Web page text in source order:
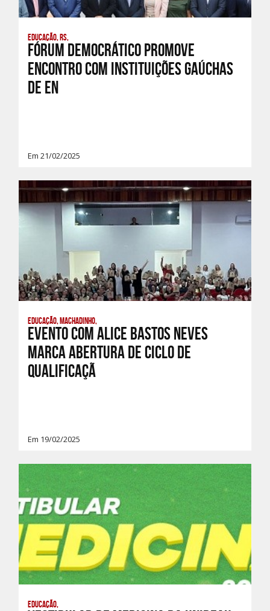
Educação, RS,
Fórum Democrático promove
encontro com instituições gaúchas
de en
Em 21/02/2025
Educação, Machadinho,
Evento com Alice Bastos Neves
marca abertura de ciclo de
qualificaçã
Em 19/02/2025
Educação,